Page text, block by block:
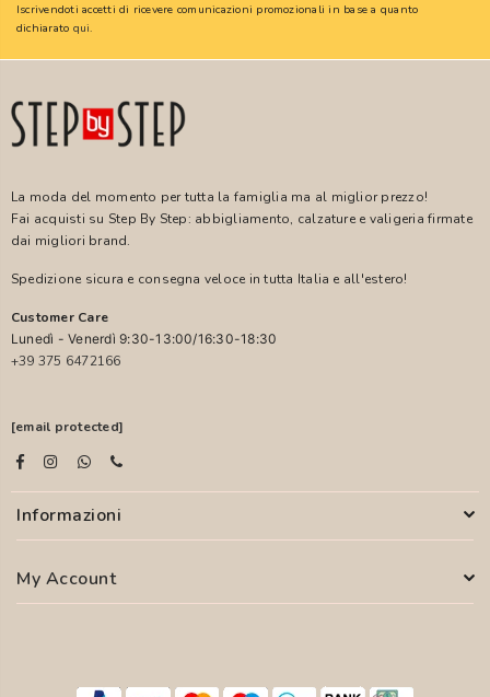
Iscrivendoti accetti di ricevere comunicazioni promozionali in base a quanto
dichiarato qui.
La moda del momento per tutta la famiglia ma al miglior prezzo!
Fai acquisti su Step By Step: abbigliamento, calzature e valigeria firmate
dai migliori brand.
Spedizione sicura e consegna veloce in tutta Italia e all'estero!
Customer Care
Lunedì - Venerdì 9:30-13:00/16:30-18:30
+39 375 6472166
[email protected]
Informazioni
My Account